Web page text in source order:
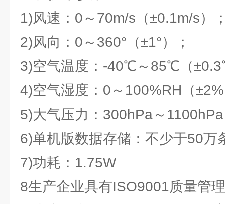
1)风速：0～70m/s（±0.1m/s）
2)风向：0～360°（±1°）；
3)空气温度：-40℃～85℃（
4)空气湿度：0～100%RH（
5)大气压力：300hPa～
6)单机版数据存储：不少于50万
7)功耗：1.75W
8生产企业具有ISO9001质量管